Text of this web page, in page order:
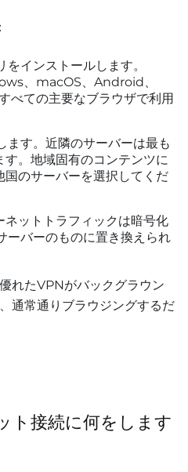
インストールします。
、macOS、Android、
べての主要なブラウザで利用
ます。近隣のサーバーは最も
。地域固有のコンテンツに
国のサーバーを選択してくだ
ネットトラフィックは暗号化
ーバーのものに置き換えられ
れたVPNがバックグラウン
通常通りブラウジングするだ
ト接続に何をします